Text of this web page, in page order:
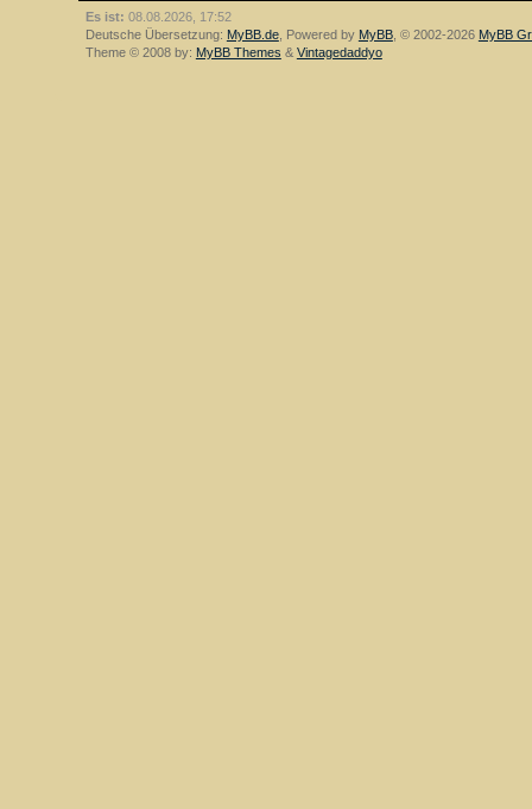
Es ist: 08.08.2026, 17:52
Deutsche Übersetzung: MyBB.de, Powered by MyBB, © 2002-2026 MyBB
Theme © 2008 by: MyBB Themes & Vintagedaddyo